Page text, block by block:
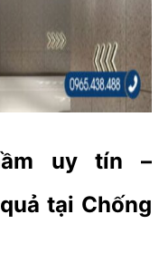
uy tín –
tại Chống